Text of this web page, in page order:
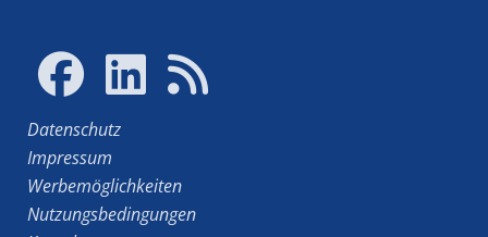
Datenschutz
Impressum
Werbemöglichkeiten
Nutzungsbedingungen